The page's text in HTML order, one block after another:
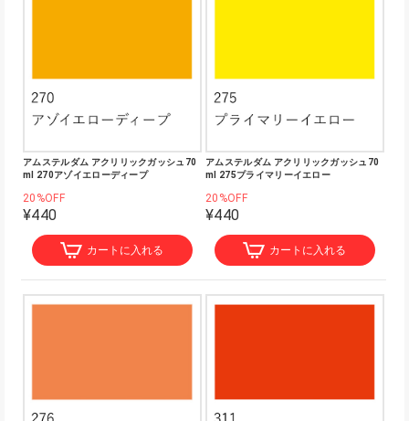
アムステルダム アクリリックガッシュ70
ml 270アゾイエローディープ
20%OFF
¥440
カートに入れる
アムステルダム アクリリックガッシュ70
ml 275プライマリーイエロー
20%OFF
¥440
カートに入れる